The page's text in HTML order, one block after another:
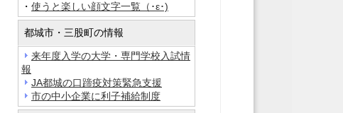
・ 使うと楽しい顔文字一覧（･ε･)
都城市・三股町の情報
来年度入学の大学・専門学校入試情
報
JA都城の口蹄疫対策緊急支援
市の中小企業に利子補給制度